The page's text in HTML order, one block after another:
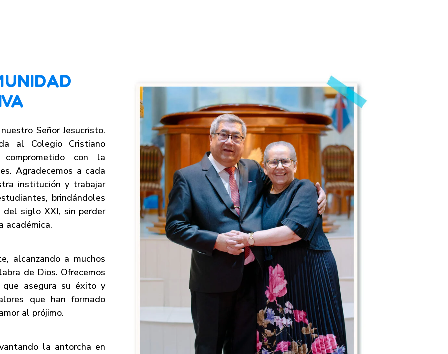
Señor Jesucristo.
al Colegio Cristiano
con la
Agradecemos a cada
institución y trabajar
brindándoles
del siglo XXI, sin perder
académica.
alcanzando a muchos
de Dios. Ofrecemos
que asegura su éxito y
que han formado
al prójimo.
la antorcha en